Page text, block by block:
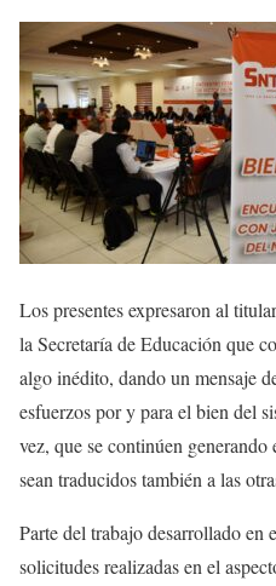
Los presentes expresaron al
la Secretaría de Educación que
algo inédito, dando un mensaje
esfuerzos por y para el bien del
vez, que se continúen
sean traducidos también a las
Parte del trabajo desarrollado en
solicitudes realizadas en el